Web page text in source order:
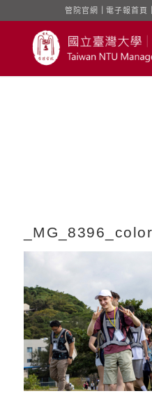
管院官網 電子報首頁